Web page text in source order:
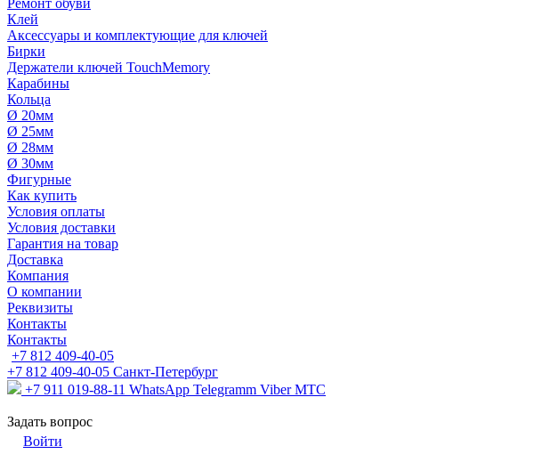
Ремонт обуви
Клей
Аксессуары и комплектующие для ключей
Бирки
Держатели ключей TouchMemory
Карабины
Кольца
Ø 20мм
Ø 25мм
Ø 28мм
Ø 30мм
Фигурные
Как купить
Условия оплаты
Условия доставки
Гарантия на товар
Доставка
Компания
О компании
Реквизиты
Контакты
Контакты
+7 812 409-40-05
+7 812 409-40-05 Санĸт-Петербург
+7 911 019-88-11 WhatsApp Telegramm Viber МТС
Задать вопрос
Войти